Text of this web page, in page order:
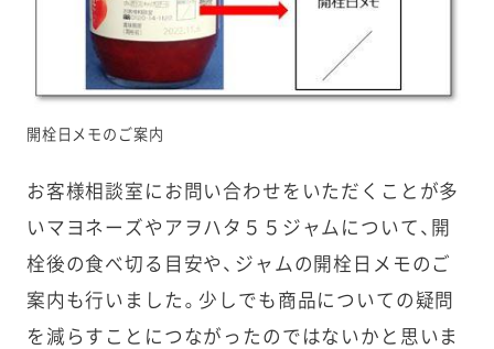
開栓日メモのご案内
お客様相談室にお問い合わせをいただくことが多
いマヨネーズやアヲハタ５５ジャムについて、開
栓後の食べ切る目安や、ジャムの開栓日メモのご
案内も行いました。少しでも商品についての疑問
を減らすことにつながったのではないかと思いま